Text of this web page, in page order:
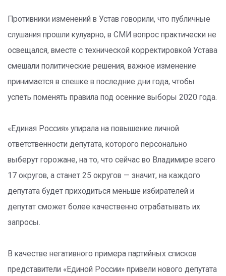
Противники изменений в Устав говорили, что публичные
слушания прошли кулуарно, в СМИ вопрос практически не
освещался, вместе с технической корректировкой Устава
смешали политические решения, важное изменение
принимается в спешке в последние дни года, чтобы
успеть поменять правила под осенние выборы 2020 года.
«Единая Россия» упирала на повышение личной
ответственности депутата, которого персонально
выберут горожане, на то, что сейчас во Владимире всего
17 округов, а станет 25 округов — значит, на каждого
депутата будет приходиться меньше избирателей и
депутат сможет более качественно отрабатывать их
запросы.
В качестве негативного примера партийных списков
представители «Единой России» привели нового депутата